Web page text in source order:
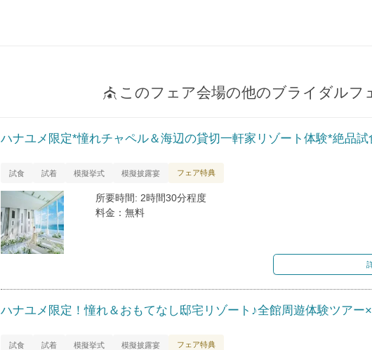
このフェア会場の他のブライダルフ
ハナユメ限定*憧れチャペル＆海辺の貸切一軒家リゾート体験*絶品
試食 試着 模擬挙式 模擬披露宴 フェア特典
所要時間: 2時間30分程度
料金：無料
ハナユメ限定！憧れ＆おもてなし邸宅リゾート♪全館周遊体験ツアー
試食 試着 模擬挙式 模擬披露宴 フェア特典